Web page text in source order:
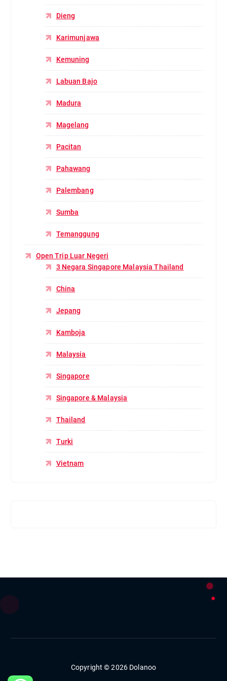
Dieng
Karimunjawa
Kemuning
Labuan Bajo
Madura
Magelang
Pacitan
Pahawang
Palembang
Sumba
Temanggung
Open Trip Luar Negeri
3 Negara Singapore Malaysia Thailand
China
Jepang
Kamboja
Malaysia
Singapore
Singapore & Malaysia
Thailand
Turki
Vietnam
Copyright © 2026 Dolanoo